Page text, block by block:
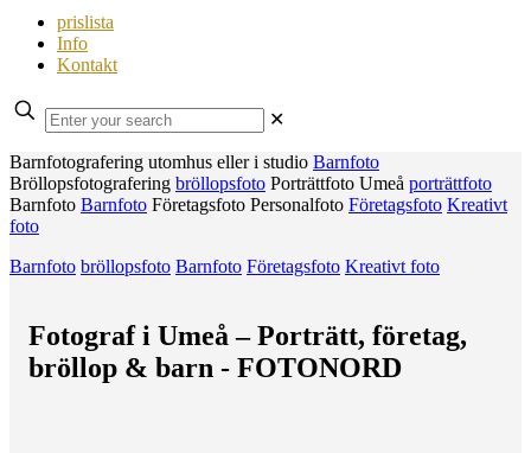
prislista
Info
Kontakt
✕
Barnfotografering utomhus eller i studio Barnfoto
Bröllopsfotografering bröllopsfoto Porträttfoto Umeå porträttfoto
Barnfoto Barnfoto Företagsfoto Personalfoto Företagsfoto Kreativt
foto
Barnfoto bröllopsfoto Barnfoto Företagsfoto Kreativt foto
Fotograf i Umeå – Porträtt, företag,
bröllop & barn - FOTONORD